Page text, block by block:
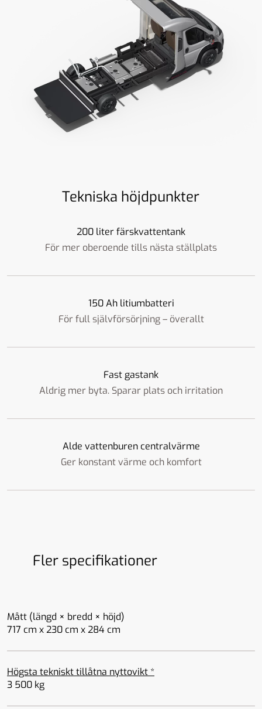
Tekniska höjdpunkter
200 liter färskvattentank
För mer oberoende tills nästa ställplats
150 Ah litiumbatteri
För full självförsörjning – överallt
Fast gastank
Aldrig mer byta. Sparar plats och irritation
Alde vattenburen centralvärme
Ger konstant värme och komfort
Fler specifikationer
Mått (längd × bredd × höjd)
717 cm x 230 cm x 284 cm
Högsta tekniskt tillåtna nyttovikt *
3 500 kg